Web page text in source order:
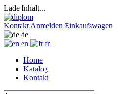
Lade Inhalt...
Kontakt Anmelden Einkaufswagen
de
en
fr
Home
Katalog
Kontakt